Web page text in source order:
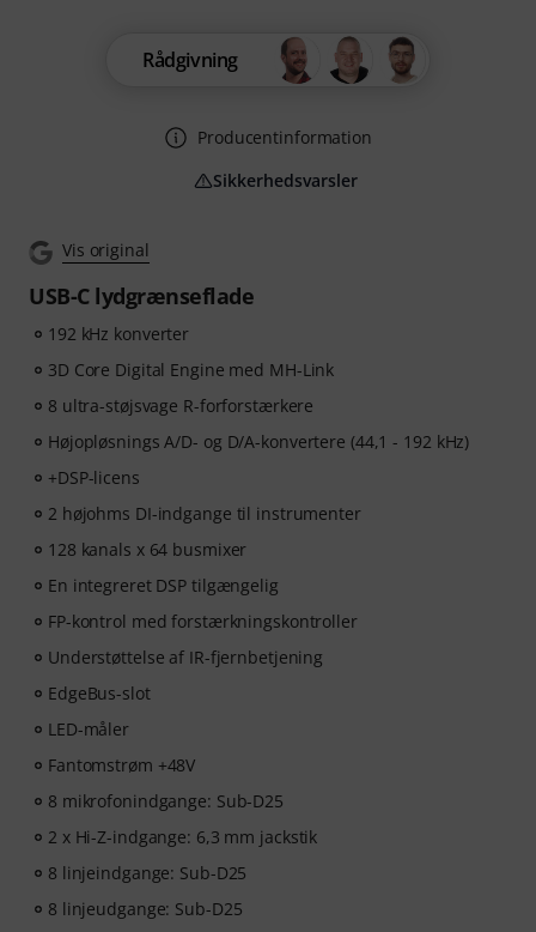
Vis original
USB-C lydgrænseflade
192 kHz konverter
3D Core Digital Engine med MH-Link
8 ultra-støjsvage R-forforstærkere
Højopløsnings A/D- og D/A-konvertere (44,1 - 192 kHz)
+DSP-licens
2 højohms DI-indgange til instrumenter
128 kanals x 64 busmixer
En integreret DSP tilgængelig
FP-kontrol med forstærkningskontroller
Understøttelse af IR-fjernbetjening
EdgeBus-slot
LED-måler
Fantomstrøm +48V
8 mikrofonindgange: Sub-D25
2 x Hi-Z-indgange: 6,3 mm jackstik
8 linjeindgange: Sub-D25
8 linjeudgange: Sub-D25
Rådgivning
Producentinformation
Sikkerhedsvarsler